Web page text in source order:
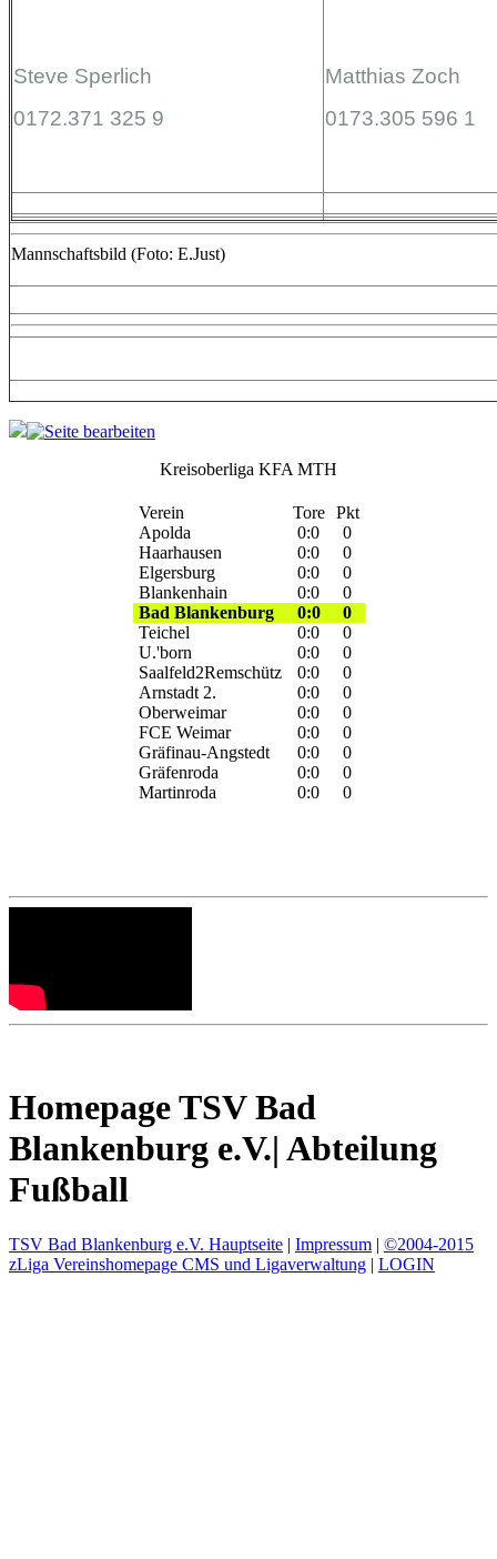
Steve Sperlich
0172.371 325 9
Matthias Zoch
0173.305 596 1
Mannschaftsbild (Foto: E.Just)
Kreisoberliga KFA MTH
Verein Tore
Pkt
Apolda
0:0
0
Haarhausen
0:0
0
Elgersburg
0:0
0
Blankenhain
0:0
0
Bad Blankenburg
0:0
0
Teichel
0:0
0
U.'born
0:0
0
Saalfeld2Remschütz
0:0
0
Arnstadt 2.
0:0
0
Oberweimar
0:0
0
FCE Weimar
0:0
0
Gräfinau-Angstedt
0:0
0
Gräfenroda
0:0
0
Martinroda
0:0 0
Homepage TSV Bad
Blankenburg e.V.| Abteilung
Fußball
TSV Bad Blankenburg e.V. Hauptseite | Impressum | ©2004-2015
zLiga Vereinshomepage CMS und Ligaverwaltung | LOGIN